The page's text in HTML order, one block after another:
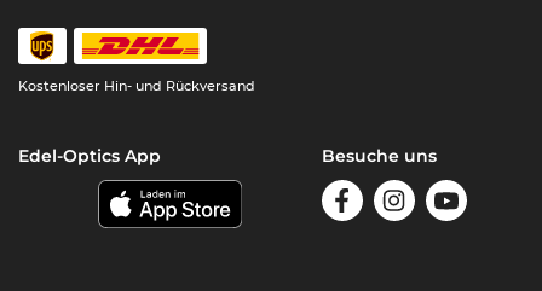
Kostenloser Hin- und Rückversand
Edel-Optics App Besuche uns